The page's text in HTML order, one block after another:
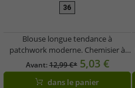
36
Blouse longue tendance à
patchwork moderne. Chemisier à
manches longues 913770 Blanc/Noir
Avant:12,99 €* 5,03 €
dans le panier